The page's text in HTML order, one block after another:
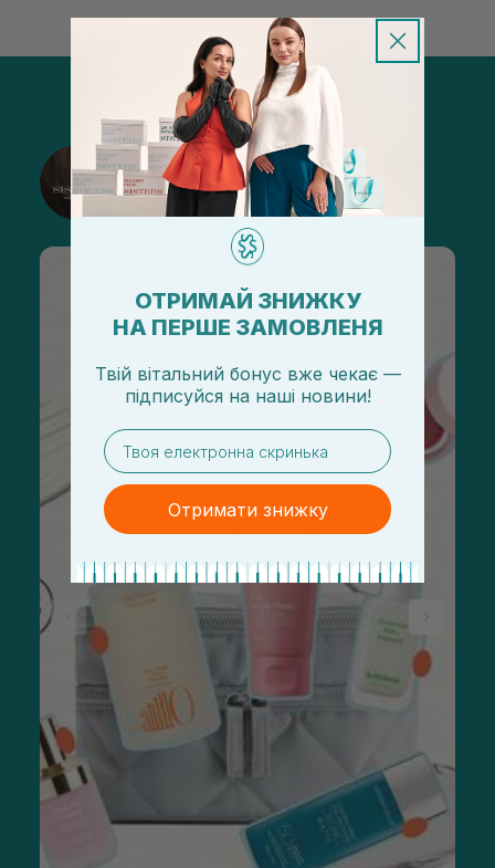
@sisters_stelmakh в Instagram
Подписаться
ОТРИМАЙ ЗНИЖКУ
НА ПЕРШЕ ЗАМОВЛЕНЯ
Твій вітальний бонус вже чекає —
підписуйся на наші новини!
email
Отримати знижку